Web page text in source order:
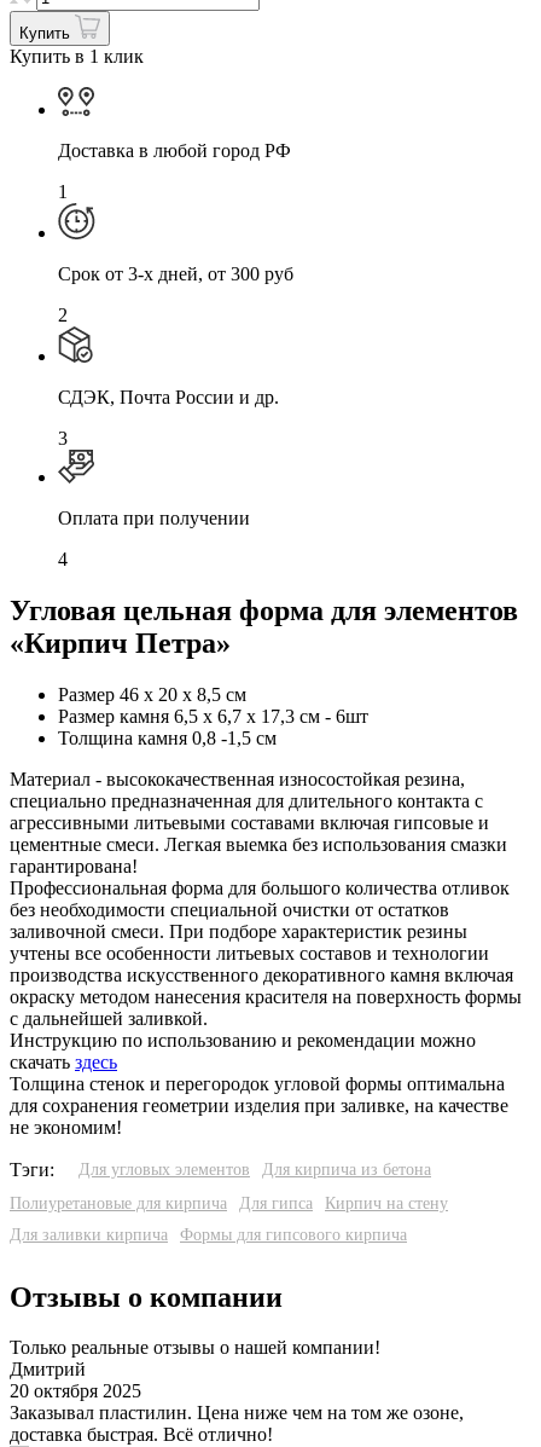
Купить
Купить в 1 клик
Доставка в любой город РФ
1
Cрок от 3-х дней, от 300 руб
2
СДЭК, Почта России и др.
3
Оплата при получении
4
Угловая цельная форма для элементов
«Кирпич Петра»
Размер 46 х 20 х 8,5 см
Размер камня 6,5 х 6,7 х 17,3 см - 6шт
Толщина камня 0,8 -1,5 см
Материал - высококачественная износостойкая резина,
специально предназначенная для длительного контакта с
агрессивными литьевыми составами включая гипсовые и
цементные смеси. Легкая выемка без использования смазки
гарантирована!
Профессиональная форма для большого количества отливок
без необходимости специальной очистки от остатков
заливочной смеси. При подборе характеристик резины
учтены все особенности литьевых составов и технологии
производства искусственного декоративного камня включая
окраску методом нанесения красителя на поверхность формы
с дальнейшей заливкой.
Инструкцию по использованию и рекомендации можно
скачать здесь
Толщина стенок и перегородок угловой формы оптимальна
для сохранения геометрии изделия при заливке, на качестве
не экономим!
Тэги: Для угловых элементов
Для кирпича из бетона
Полиуретановые для кирпича
Для гипса
Кирпич на стену
Для заливки кирпича
Формы для гипсового кирпича
Отзывы о компании
Только реальные отзывы о нашей компании!
Дмитрий
20 октября 2025
Заказывал пластилин. Цена ниже чем на том же озоне,
доставка быстрая. Всё отлично!